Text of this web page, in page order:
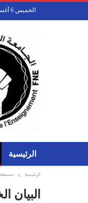
الخميس 6 أغسطس 2026
الرئيسية
الرئيسية